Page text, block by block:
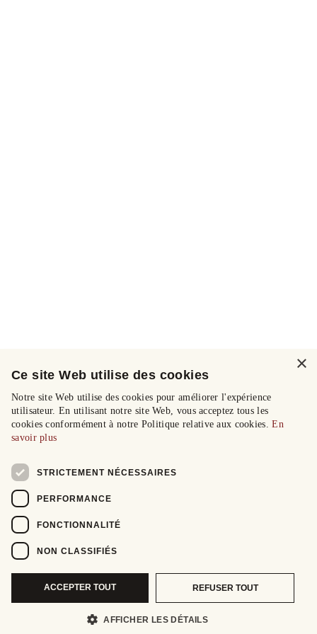
×
Ce site Web utilise des cookies
Notre site Web utilise des cookies pour améliorer l'expérience
utilisateur. En utilisant notre site Web, vous acceptez tous les
cookies conformément à notre Politique relative aux cookies.En
savoir plus
STRICTEMENT NÉCESSAIRES
PERFORMANCE
FONCTIONNALITÉ
NON CLASSIFIÉS
ACCEPTER TOUT REFUSER TOUT
AFFICHER LES DÉTAILS